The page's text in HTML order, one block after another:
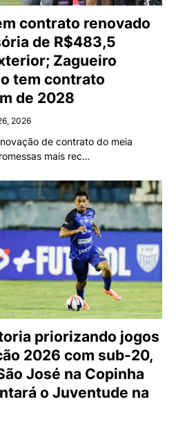
contrato renovado
de R$483,5
Zagueiro
tem contrato
de 2028
2026
de contrato do meia
mais rec…
priorizando jogos
2026 com sub-20,
José na Copinha
o Juventude na